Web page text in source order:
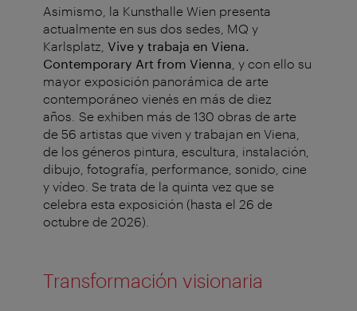
Asimismo, la Kunsthalle Wien presenta
actualmente en sus dos sedes, MQ y
Karlsplatz, Vive y trabaja en Viena.
Contemporary Art from Vienna y con ello su
mayor exposición panorámica de arte
contemporáneo vienés en más de diez
años. Se exhiben más de 130 obras de arte
de 56 artistas que viven y trabajan en Viena,
de los géneros pintura, escultura, instalación,
dibujo, fotografía, performance, sonido, cine
y vídeo. Se trata de la quinta vez que se
celebra esta exposición (hasta el 26 de
octubre de 2026).
Transformación visionaria